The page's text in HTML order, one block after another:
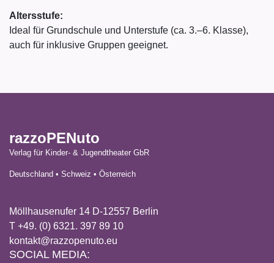
Altersstufe:
Ideal für Grundschule und Unterstufe (ca. 3.–6. Klasse),
auch für inklusive Gruppen geeignet.
razzoPENuto
Verlag für Kinder- & Jugendtheater GbR
Deutschland • Schweiz • Österreich
Möllhausenufer 14 D-12557 Berlin
T +49. (0) 6321. 397 89 10
kontakt@razzopenuto.eu
SOCIAL MEDIA: